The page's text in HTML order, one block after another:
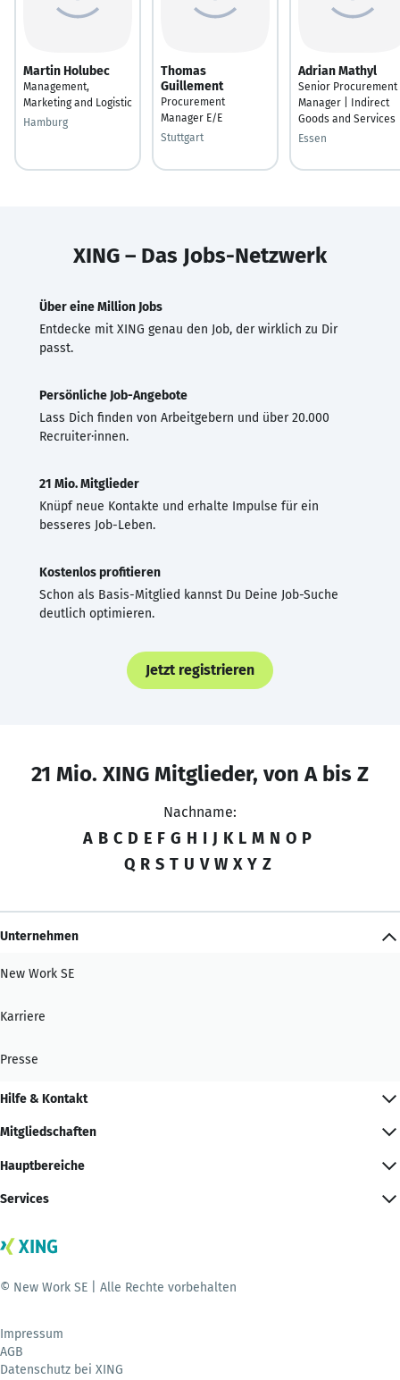
Martin Holubec
Management,
Marketing and Logistic
Hamburg
Thomas
Guillement
Procurement
Manager E/E
Stuttgart
Adrian Mathyl
Senior Procurement
Manager | Indirect
Goods and Services
Essen
XING – Das Jobs-Netzwerk
Über eine Million Jobs
Entdecke mit XING genau den Job, der wirklich zu Dir
passt.
Persönliche Job-Angebote
Lass Dich finden von Arbeitgebern und über 20.000
Recruiter·innen.
21 Mio. Mitglieder
Knüpf neue Kontakte und erhalte Impulse für ein
besseres Job-Leben.
Kostenlos profitieren
Schon als Basis-Mitglied kannst Du Deine Job-Suche
deutlich optimieren.
Jetzt registrieren
21 Mio. XING Mitglieder, von A bis Z
Nachname:
A B C D E F G H I J K L M N O P
Q R S T U V W X Y Z
Unternehmen
New Work SE
Karriere
Presse
Hilfe & Kontakt
Mitgliedschaften
Hauptbereiche
Services
© New Work SE | Alle Rechte vorbehalten
Impressum
AGB
Datenschutz bei XING